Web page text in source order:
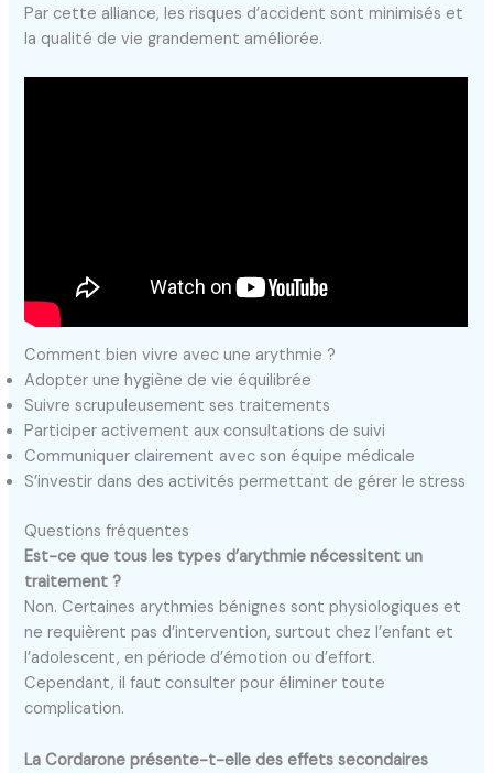
Par cette alliance, les risques d’accident sont minimisés et
la qualité de vie grandement améliorée.
Comment bien vivre avec une arythmie ?
Adopter une hygiène de vie équilibrée
Suivre scrupuleusement ses traitements
Participer activement aux consultations de suivi
Communiquer clairement avec son équipe médicale
S’investir dans des activités permettant de gérer le stress
Questions fréquentes
Est-ce que tous les types d’arythmie nécessitent un
traitement ?
Non. Certaines arythmies bénignes sont physiologiques et
ne requièrent pas d’intervention, surtout chez l’enfant et
l’adolescent, en période d’émotion ou d’effort.
Cependant, il faut consulter pour éliminer toute
complication.
La Cordarone présente-t-elle des effets secondaires